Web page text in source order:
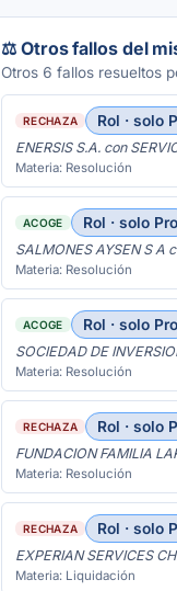
⚖️ Otros fallos del
Otros 6 fallos resueltos
RECHAZA Rol · solo
ENERSIS S.A. con
Materia: Resolución
ACOGE Rol · solo Pro
SALMONES AYSEN S A
Materia: Resolución
ACOGE Rol · solo Pro
SOCIEDAD DE
Materia: Resolución
RECHAZA Rol · solo
FUNDACION FAMILIA
Materia: Resolución
RECHAZA Rol · solo
EXPERIAN SERVICES
Materia: Liquidación